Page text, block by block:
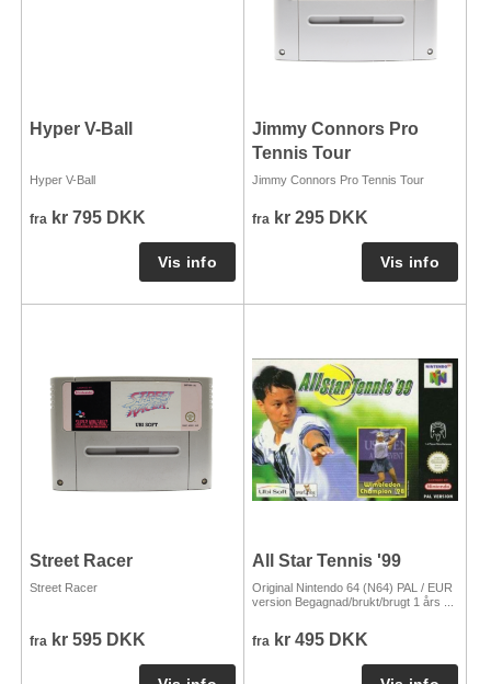
Hyper V-Ball
Hyper V-Ball
fra kr 795 DKK
Jimmy Connors Pro
Tennis Tour
Jimmy Connors Pro Tennis Tour
fra kr 295 DKK
Street Racer
Street Racer
fra kr 595 DKK
All Star Tennis '99
Original Nintendo 64 (N64) PAL / EUR
version Begagnad/brukt/brugt 1 års ...
fra kr 495 DKK